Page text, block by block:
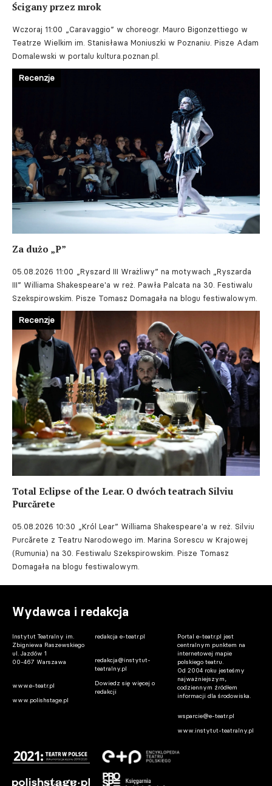
Ścigany przez mrok
Wczoraj 11:00 „Caravaggio” w choreogr. Mauro Bigonzettiego w
Teatrze Wielkim im. Stanisława Moniuszki w Poznaniu. Pisze Adam
Domalewski w portalu kultura.poznan.pl.
Za dużo „P”
05.08.2026 11:00
„Ryszard III Wrażliwy” na motywach „Ryszarda
III” Williama Shakespeare'a w reż. Pawła Palcata na 30. Festiwalu
Szekspirowskim. Pisze Tomasz Domagała na blogu festiwalowym.
Recenzje
Total Eclipse of the Lear. O dwóch teatrach Silviu
Purcărete
05.08.2026 10:30
„Król Lear” Williama Shakespeare'a w reż. Silviu
Purcărete z Teatru Narodowego im. Marina Sorescu w Krajowej
(Rumunia) na 30. Festiwalu Szekspirowskim. Pisze Tomasz
Domagała na blogu festiwalowym.
Recenzje
Wydawca i redakcja
Instytut Teatralny im.
Zbigniewa Raszewskiego
ul. Jazdów 1
00-467 Warszawa
www.e-teatr.pl
www.polishstage.pl
redakcja e-teatr.pl
redakcja@instytut-
teatralny.pl
Dowiedz się więcej o
redakcji
Portal e-teatr.pl jest
centralnym punktem na
internetowej mapie
polskiego teatru.
Od 2004 roku jesteśmy
najważniejszym,
codziennym źródłem
informacji dla środowiska.
wsparcie@e-teatr.pl
www.instytut-teatralny.pl